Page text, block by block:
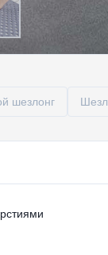
шезлонг